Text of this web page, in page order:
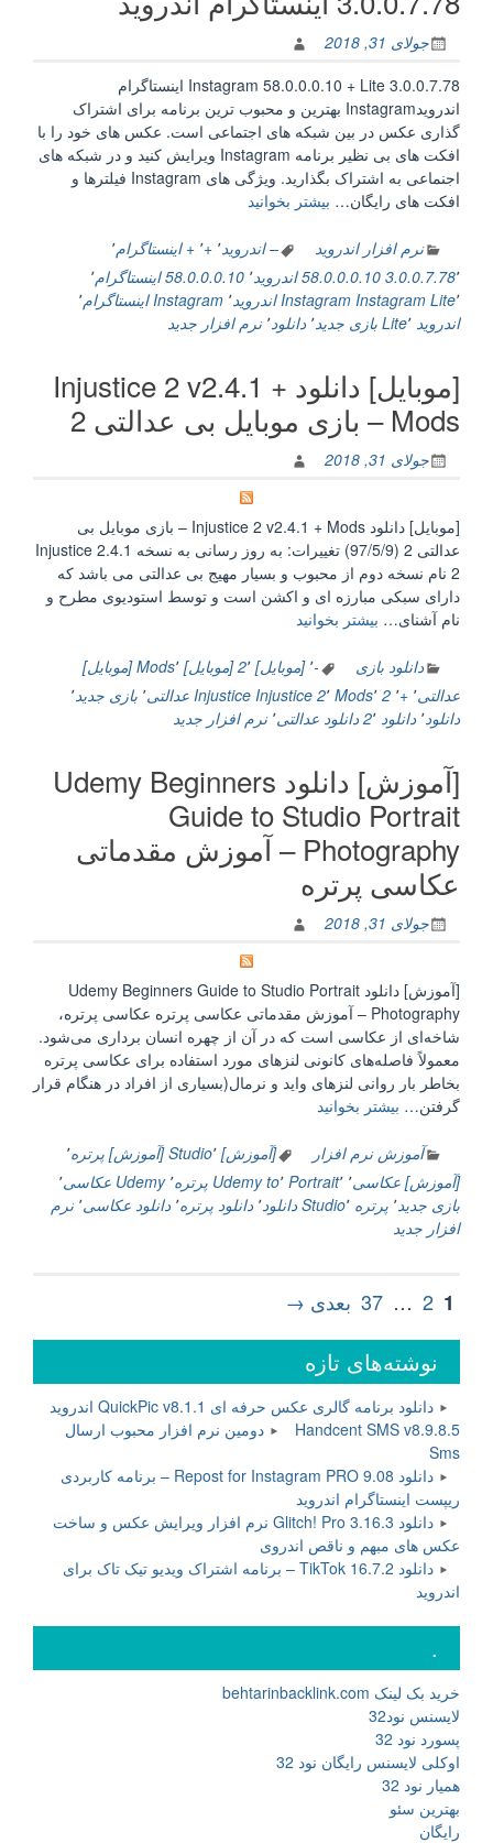
جولای 31, 2018
Instagram 58.0.0.0.10 + Lite 3.0.0.7.78 اینستاگرام
اندرویدInstagram بهترین و محبوب ترین برنامه برای اشتراک‌
گذاری عکس در بین شبکه های اجتماعی است. عکس های خود را با
افکت های بی نظیر برنامه Instagram ویرایش کنید و در شبکه های
اجنماعی به اشتراک بگذارید. ویژگی های Instagram فیلترها و
افکت های رایگان… بیشتر بخوانید
+
Lite
3.0.0.7.78
اینستاگرام
اندروید”
نرم افزار اندروید – اندروید٬ +٬ + اینستاگرام٬
3.0.0.7.78٬ 58.0.0.0.10 اندروید ٬ 58.0.0.0.10 اینستاگرام
٬
Instagram Lite٬ Instagram اندروید ٬ Instagram اینستاگرام
٬
اندروید Lite ٬ بازی جدید٬ دانلود٬ نرم افزار جدید
[موبایل] دانلود Injustice 2 v2.4.1 +
Mods – بازی موبایل بی عدالتی 2
جولای 31, 2018
[موبایل] دانلود Injustice 2 v2.4.1 + Mods – بازی موبایل بی
عدالتی 2 (97/5/9) تغییرات: به روز رسانی به نسخه 2.4.1 Injustice
2 نام نسخه دوم از محبوب و بسیار مهیج بی عدالتی می باشد که
دارای سبکی مبارزه ای و اکشن است و توسط استودیوی مطرح و
نام آشنای… بیشتر بخوانید
Injustice
2
v2.4.1
–
بازی
موبایل
بی
دانلود بازی -٬ [موبایل] 2 ٬ [موبایل] Mods ٬
[موبایل]
عدالتی٬ +٬ 2 Mods ٬ Injustice 2٬ Injustice عدالتی ٬ بازی جدید٬
دانلود٬ دانلود 2 ٬ دانلود عدالتی٬ نرم افزار جدید
[آموزش] دانلود Udemy Beginners
Guide to Studio Portrait
Photography – آموزش مقدماتی
عکاسی پرتره
جولای 31, 2018
[آموزش] دانلود Udemy Beginners Guide to Studio Portrait
Photography – آموزش مقدماتی عکاسی پرتره عکاسی پرتره،
شاخه‌ای از عکاسی است که در آن از چهره انسان برداری می‌شود.
معمولاً فاصله‌های کانونی لنزهای مورد استفاده برای عکاسی پرتره
بخاطر بار روانی لنزهای واید و نرمال(بسیاری از افراد در هنگام قرار
گرفتن… بیشتر بخوانید
Udemy
Beginners
Guide
–
آموزش
مقدماتی
عکاسی
پرتره”
آموزش نرم افزار [آموزش] Studio ٬ [آموزش] پرتره٬
[آموزش] عکاسی٬ Portrait٬ to٬ Udemy پرتره ٬ Udemy عکاسی
٬
بازی جدید٬ پرتره Studio ٬ دانلود٬ دانلود پرتره٬ دانلود عکاسی٬ نرم
افزار جدید
صفحه‌بندی
نوشته‌ها
برگه
1 برگه
2
… برگه
37 بعدی →
نوشته‌های تازه
دانلود برنامه گالری عکس حرفه ای QuickPic v8.1.1 اندروید
Handcent SMS v8.9.8.5 دومین نرم افزار محبوب ارسال
Sms
دانلود Repost for Instagram PRO 9.08 – برنامه کاربردی
ریپست اینستاگرام اندروید
دانلود Glitch! Pro 3.16.3 نرم افزار ویرایش عکس و ساخت
عکس های مبهم و ناقص اندروی
دانلود TikTok 16.7.2 – برنامه اشتراک ویدیو تیک تاک برای
اندروید
.
خرید بک لینک behtarinbacklink.com
لایسنس نود32
پسورد نود 32
اوکلی لایسنس رایگان نود 32
همیار نود 32
بهترین سئو
رایگان